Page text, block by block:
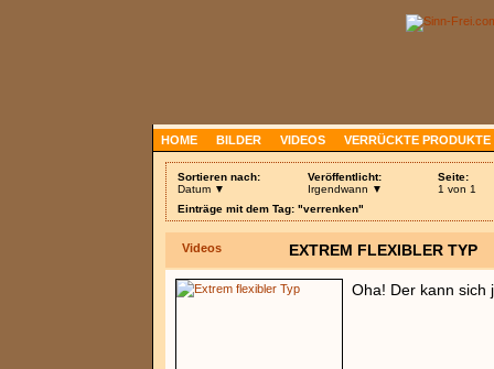
HOME BILDER VIDEOS VERRÜCKTE PRODUKTE
Sortieren nach:
Datum ▼
Veröffentlicht:
Irgendwann ▼
Seite:
1 von 1
Einträge mit dem Tag: "verrenken"
Videos EXTREM FLEXIBLER TYP
Oha! Der kann sich